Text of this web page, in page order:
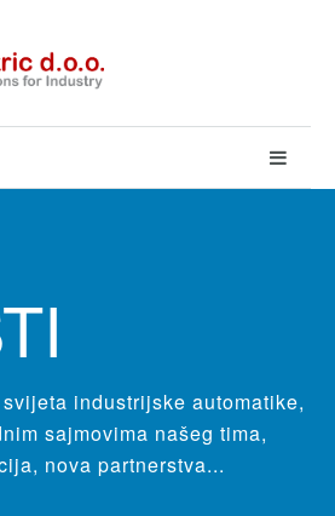
industrijske automatike,
sajmovima našeg tima,
nova partnerstva...